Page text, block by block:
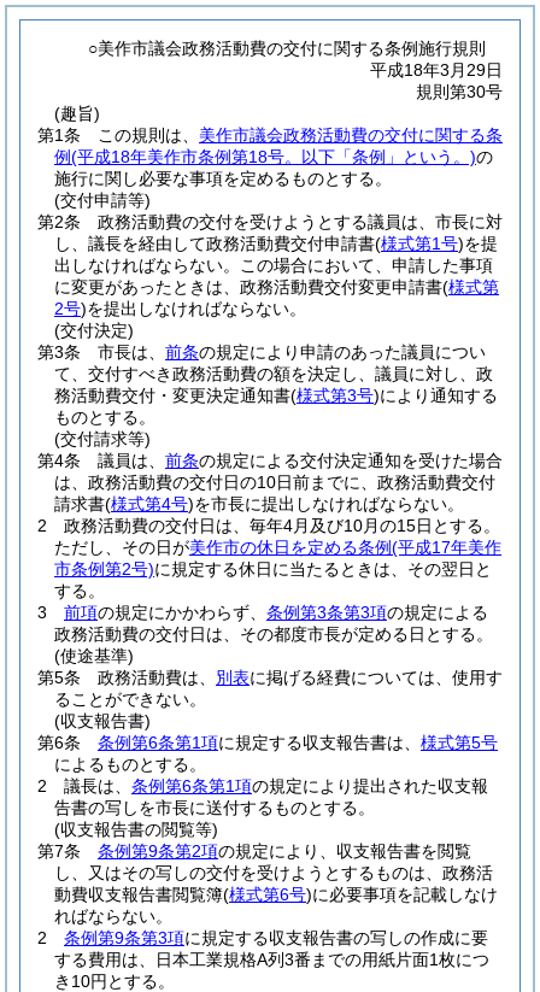
○美作市議会政務活動費の交付に関する条例施行規則
平成18年3月29日
規則第30号
(趣旨)
第1条
この規則は、 美作市議会政務活動費の交付に関する条
例(平成18年美作市条例第18号。以下「条例」という。)の
施行に関し必要な事項を定めるものとする。
(交付申請等)
第2条
政務活動費の交付を受けようとする議員は、市長に対
し、議長を経由して政務活動費交付申請書(様式第1号)を提
出しなければならない。
この場合において、申請した事項
に変更があったときは、政務活動費交付変更申請書(様式第
2号)を提出しなければならない。
(交付決定)
第3条
市長は、 前条の規定により申請のあった議員につい
て、交付すべき政務活動費の額を決定し、議員に対し、政
務活動費交付・変更決定通知書(様式第3号)により通知する
ものとする。
(交付請求等)
第4条
議員は、 前条の規定による交付決定通知を受けた場合
は、政務活動費の交付日の10日前までに、政務活動費交付
請求書(様式第4号)を市長に提出しなければならない。
2
政務活動費の交付日は、毎年4月及び10月の15日とする。
ただし、その日が美作市の休日を定める条例(平成17年美作
市条例第2号)に規定する休日に当たるときは、その翌日と
する。
3
前項の規定にかかわらず、 条例第3条第3項の規定による
政務活動費の交付日は、その都度市長が定める日とする。
(使途基準)
第5条
政務活動費は、 別表に掲げる経費については、使用す
ることができない。
(収支報告書)
第6条
条例第6条第1項に規定する収支報告書は、 様式第5号
によるものとする。
2
議長は、 条例第6条第1項の規定により提出された収支報
告書の写しを市長に送付するものとする。
(収支報告書の閲覧等)
第7条
条例第9条第2項の規定により、収支報告書を閲覧
し、又はその写しの交付を受けようとするものは、政務活
動費収支報告書閲覧簿(様式第6号)に必要事項を記載しなけ
ればならない。
2
条例第9条第3項に規定する収支報告書の写しの作成に要
する費用は、日本工業規格A列3番までの用紙片面1枚につ
き10円とする。